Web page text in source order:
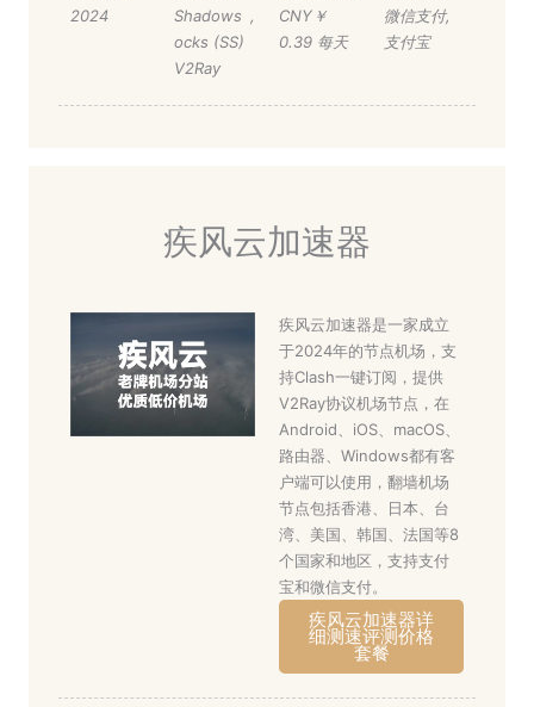
2024
Shadows
ocks (SS)
,
V2Ray
CNY￥
0.39 每天
微信支付,
支付宝
疾风云加速器
疾风云加速器是一家成立
于2024年的节点机场，支
持Clash一键订阅，提供
V2Ray协议机场节点，在
Android、iOS、macOS、
路由器、Windows都有客
户端可以使用，翻墙机场
节点包括香港、日本、台
湾、美国、韩国、法国等8
个国家和地区，支持支付
宝和微信支付。
疾风云加速器详
细测速评测价格
套餐